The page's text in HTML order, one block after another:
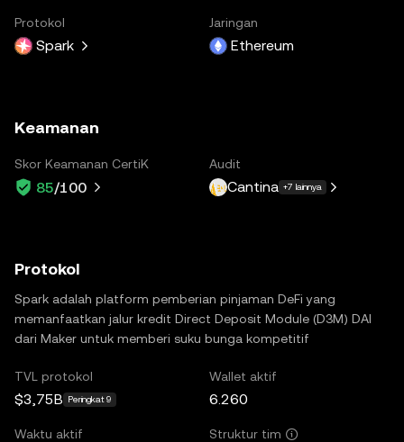
Protokol
Spark
Jaringan
Ethereum
Keamanan
Skor Keamanan CertiK
85/100
Audit
Cantina +7 lainnya
Protokol
Spark adalah platform pemberian pinjaman DeFi yang
memanfaatkan jalur kredit Direct Deposit Module (D3M) DAI
dari Maker untuk memberi suku bunga kompetitif
TVL protokol
$3,75B Peringkat 9
Wallet aktif
6.260
Waktu aktif Struktur tim